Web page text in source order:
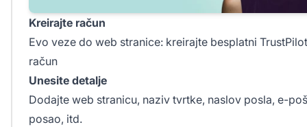
Kreirajte račun
Evo veze do web stranice: kreirajte besplatni TrustPilot
račun
Unesite detalje
Dodajte web stranicu, naziv tvrtke, naslov posla, e-
posao, itd.